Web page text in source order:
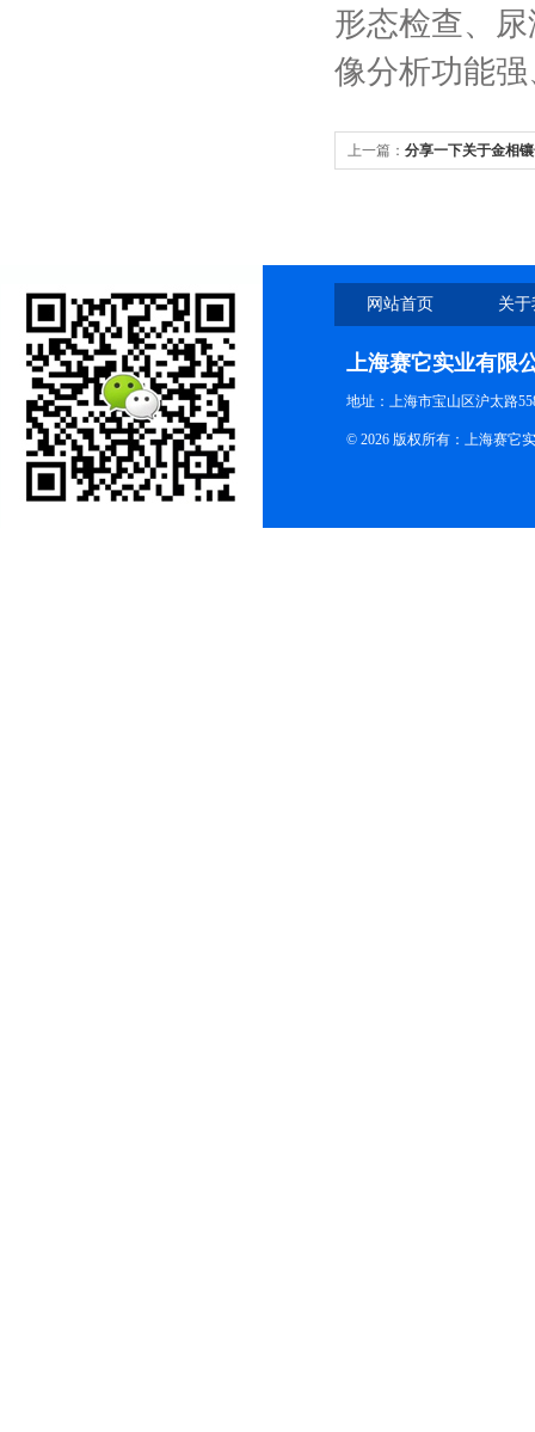
形态检查、
像分析功能
上一篇： 分享一下关于金相
网站首页 关
上海赛它实业有限
地址：上海市宝山区沪太路
© 2026 版权所有：上海赛它